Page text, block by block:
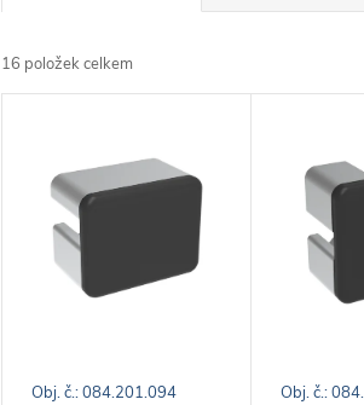
a
z
16 položek celkem
Obj. č.: 084.201.094 Obj. č.: